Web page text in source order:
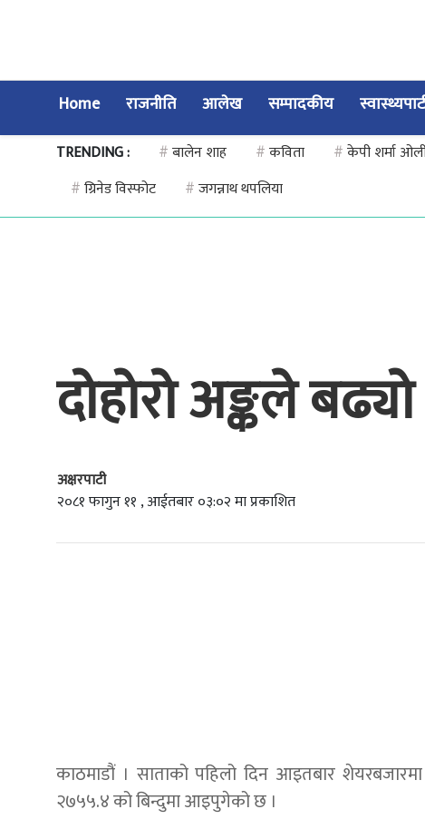
Home राजनीति आलेख सम्पादकीय
TRENDING : #बालेन शाह #कविता #केपी शर्मा
#ग्रिनेड विस्फोट #जगन्नाथ थपलिया
दोहोरो अङ्कले
अक्षरपाटी
२०८१ फागुन ११ , आईतबार ०३:०२ मा प्रकाशित
काठमाडौं । साताको पहिलो दिन आइतबार
२७५५.४ को बिन्दुमा आइपुगेको छ ।